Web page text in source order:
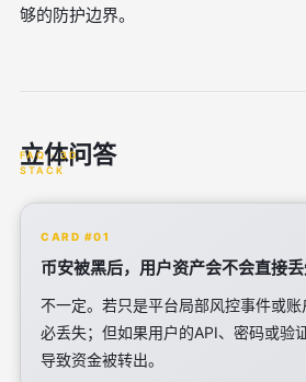
够的防护边界。
立体问答
CARD #01
币安被黑后，用户资产会不会直接丢
不一定。若只是平台局部风控事件或
必丢失；但如果用户的API、密码或验
导致资金被转出。